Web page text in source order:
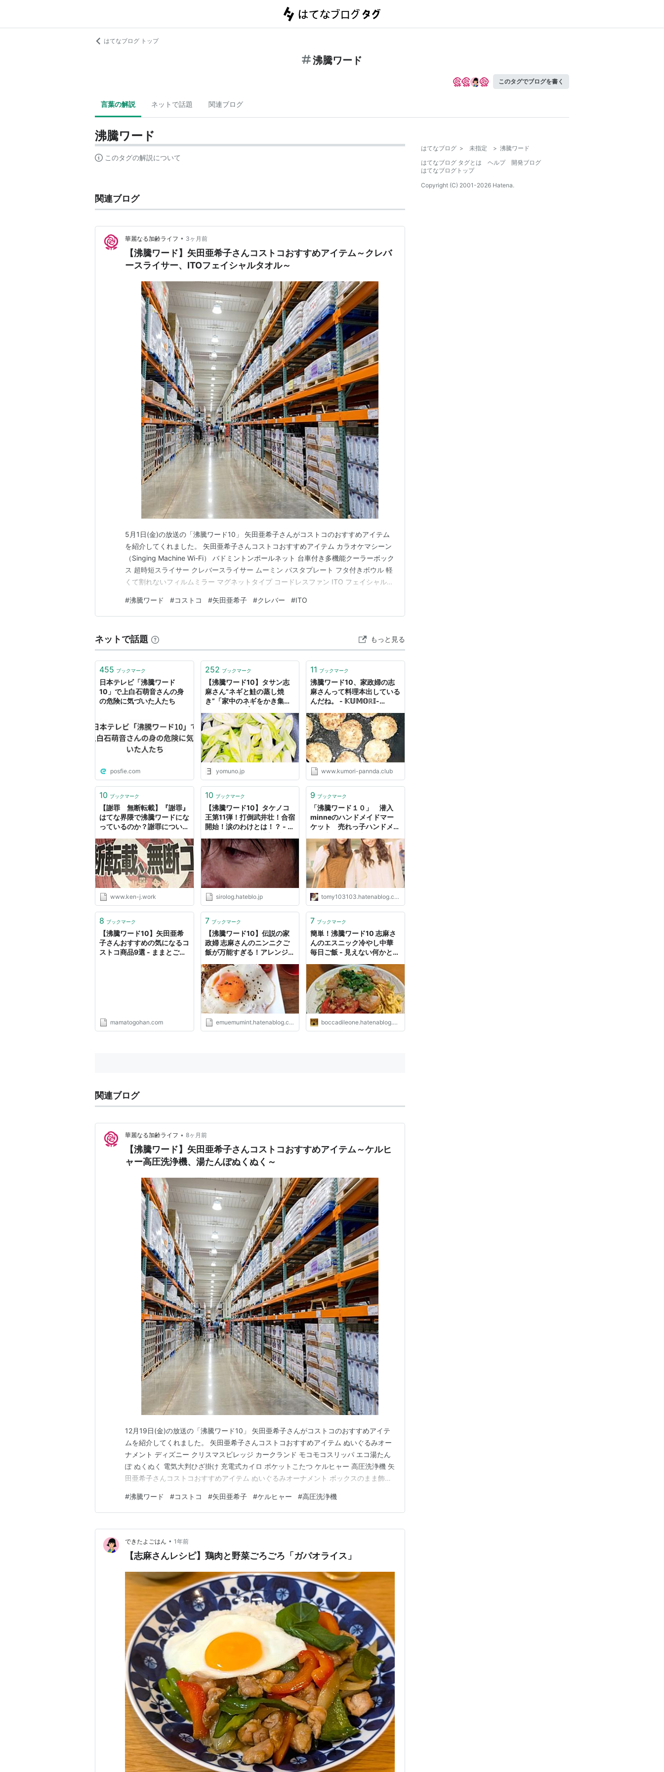
はてなブログ トップ
沸騰ワード
このタグでブログを書く
言葉の解説 ネットで話題 関連ブログ
沸騰ワード
このタグの解説について
関連ブログ
華麗なる加齢ライフ • 3ヶ月前
【沸騰ワード】矢田亜希子さんコストコおすすめアイテム～クレバ
ースライサー、ITOフェイシャルタオル～
5月1日(金)の放送の「沸騰ワード10」 矢田亜希子さんがコストコのおすすめアイテム
を紹介してくれました。 矢田亜希子さんコストコおすすめアイテム カラオケマシーン
（Singing Machine Wi-Fi） バドミントンポールネット 台車付き多機能クーラーボック
ス 超時短スライサー クレバースライサー ムーミン パスタプレート フタ付きボウル 軽
くて割れないフィルムミラー マグネットタイプ コードレスファン ITO フェイシャルタ
シーン（Singing Machine Wi-Fi） ★定番曲からヒット曲まで、…
#沸騰ワード #コストコ #矢田亜希子 #クレバー #ITO
ネットで話題 もっと見る
455 ブックマーク
日本テレビ「沸騰ワード
10」で上白石萌音さんの身
の危険に気づいた人たち
posfie.com
252 ブックマーク
【沸騰ワード10】タサン志
麻さん”ネギと鮭の蒸し焼
き”「家中のネギをかき集め
yomuno.jp
11 ブックマーク
沸騰ワード10、家政婦の志
麻さんって料理本出している
んだね。 - 𝕂𝕌𝕄𝕆ℝ𝕀-
www.kumori-pannda.club
10 ブックマーク
【謝罪 無断転載】『謝罪』
はてな界隈で沸騰ワードにな
っているのか？謝罪について
ります！ - ken-j’s diary
www.ken-j.work
10 ブックマーク
【沸騰ワード10】タケノコ
王第11弾！打倒武井壮！合宿
開始！涙のわけとは！？ - し
～
sirolog.hateblo.jp
9 ブックマーク
「沸騰ワード１０」 潜入
minneのハンドメイドマー
ケット 売れっ子ハンドメイ
続かわねこ作成日誌
tomy103103.hatenablog.com
8 ブックマーク
【沸騰ワード10】矢田亜希
子さんおすすめの気になるコ
ストコ商品9選 - ままとごは
mamatogohan.com
7 ブックマーク
【沸騰ワード10】伝説の家
政婦 志麻さんのニンニクご
飯が万能すぎる！アレンジレ
emuemumint.hatenablog.com
7 ブックマーク
簡単！沸騰ワード10 志麻さ
んのエスニック冷やし中華
毎日ご飯 - 見えない何かと戦
正体
boccadileone.hatenablog.com
関連ブログ
華麗なる加齢ライフ • 8ヶ月前
【沸騰ワード】矢田亜希子さんコストコおすすめアイテム～ケルヒ
ャー高圧洗浄機、湯たんぽぬくぬく～
12月19日(金)の放送の「沸騰ワード10」 矢田亜希子さんがコストコのおすすめアイテ
ムを紹介してくれました。 矢田亜希子さんコストコおすすめアイテム ぬいぐるみオー
ナメント ディズニー クリスマスビレッジ カークランド モコモコスリッパ エコ湯たん
ぽ ぬくぬく 電気大判ひざ掛け 充電式カイロ ポケットこたつ ケルヒャー 高圧洗浄機 矢
田亜希子さんコストコおすすめアイテム ぬいぐるみオーナメント ボックスのまま飾っ
ぐるみオーナメント 6個セット クリスマスツリー用/6種類/サンタ・テディベア・スノ
ーマン・ペンギンなど…
#沸騰ワード #コストコ #矢田亜希子 #ケルヒャー #高圧洗浄機
できたよごはん • 1年前
【志麻さんレシピ】鶏肉と野菜ごろごろ「ガパオライス」
はてなブログ > 未指定 > 沸騰ワード
はてなブログ タグとは
ヘルプ
開発ブログ
はてなブログトップ
Copyright (C) 2001-2026 Hatena.